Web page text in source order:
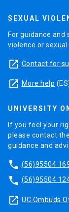
SEXUAL
For guidance
violence or sexual
launch Contact for
launch More help
UNIVERSITY
If you feel your
please contact
guidance and
phone (56)95504
phone (56)95504
launch UC Ombuds